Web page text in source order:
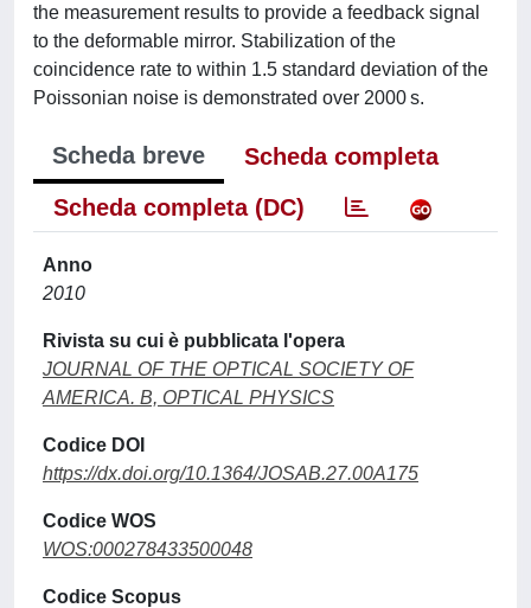
the measurement results to provide a feedback signal
to the deformable mirror. Stabilization of the
coincidence rate to within 1.5 standard deviation of the
Poissonian noise is demonstrated over 2000 s.
Scheda breve
Scheda completa
Scheda completa (DC)
Anno
2010
Rivista su cui è pubblicata l'opera
JOURNAL OF THE OPTICAL SOCIETY OF
AMERICA. B, OPTICAL PHYSICS
Codice DOI
https://dx.doi.org/10.1364/JOSAB.27.00A175
Codice WOS
WOS:000278433500048
Codice Scopus